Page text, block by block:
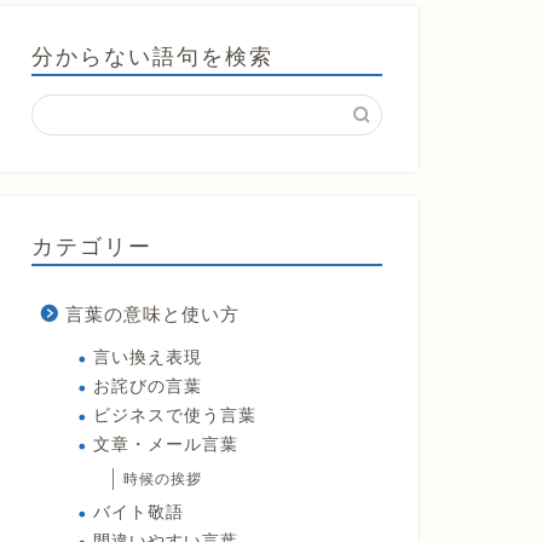
分からない語句を検索
カテゴリー
言葉の意味と使い方
言い換え表現
お詫びの言葉
ビジネスで使う言葉
文章・メール言葉
時候の挨拶
バイト敬語